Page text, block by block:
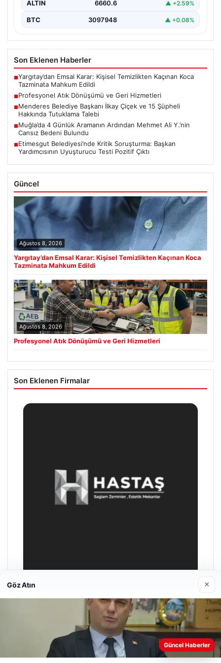
ALTIN 6660.6 ▲ +2.59%
BTC 3097948 ▲ +0.08%
Son Eklenen Haberler
■Yargıtay’dan Emsal Karar: Kişisel Temizlikten Kaçınan Koca
Tazminata Mahkum Edildi
■Profesyonel Atık Dönüşümü ve Geri Hizmetleri
■Menderes Belediye Başkanı İlkay Çiçek ve 15 Şüpheli
Hakkında Tutuklama Talebi
■Muğla’da 4 Günlük Aramanın Ardından Mehmet Ali Y.’nin
Cansız Bedeni Bulundu
■Etimesgut Belediyesi’nde Kritik Soruşturma: Başkan
Yardımcısının Uyuşturucu Testi Pozitif Çıktı
Güncel
Ağustos 8, 2026
Yargıtay’dan Emsal Karar: Kişisel Temizlikten Kaçınan Koca
Tazminata Mahkum Edildi
Ağustos 8, 2026
Profesyonel Atık Dönüşümü ve Geri Hizmetleri
Son Eklenen Firmalar
Prenses Night Club
Web sitemizi nasıl kullandığınızı daha iyi anlayabilmek,
Göz Atın ×
Güncel Haberler